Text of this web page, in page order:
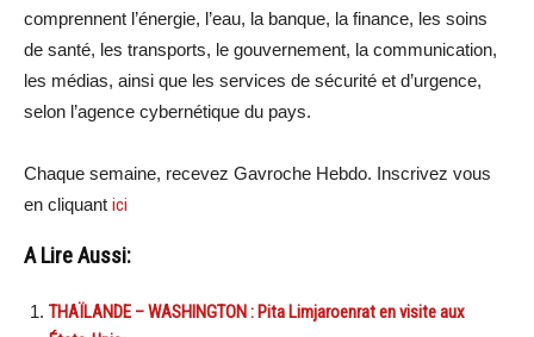
comprennent l’énergie, l’eau, la banque, la finance, les soins
de santé, les transports, le gouvernement, la communication,
les médias, ainsi que les services de sécurité et d’urgence,
selon l’agence cybernétique du pays.
Chaque semaine, recevez Gavroche Hebdo. Inscrivez vous
en cliquant ici
A Lire Aussi:
THAÏLANDE – WASHINGTON : Pita Limjaroenrat en visite aux